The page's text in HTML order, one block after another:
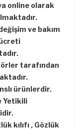
online olarak
ve bakım
tarafından
ürünlerdir.
Yetikili
kılıfı , Gözlük